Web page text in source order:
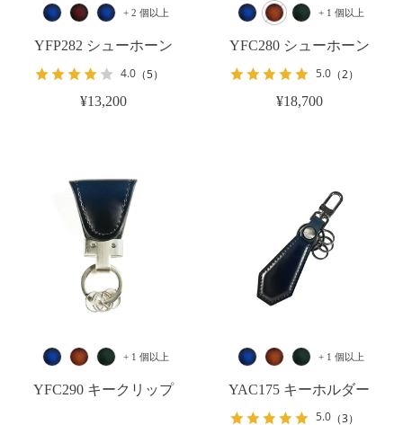
YFP282 シューホーン
4.0（5）
¥13,200
+ 2 個以上
YFC280 シューホーン
5.0 （2）
¥18,700
+ 1 個以上
YFC290 キークリップ
+ 1 個以上
YAC175 キーホルダー
5.0 （3）
+ 1 個以上